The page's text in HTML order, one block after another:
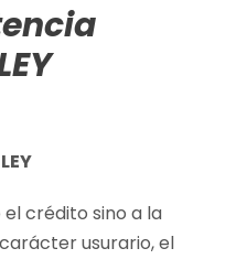
crédito sino a la
usurario, el